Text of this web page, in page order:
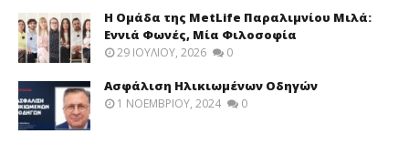
Η Ομάδα της MetLife Παραλιμνίου Μιλά:
Εννιά Φωνές, Μία Φιλοσοφία
29 ΙΟΥΛΊΟΥ, 2026 0
Ασφάλιση Ηλικιωμένων Οδηγών
1 ΝΟΕΜΒΡΊΟΥ, 2024 0